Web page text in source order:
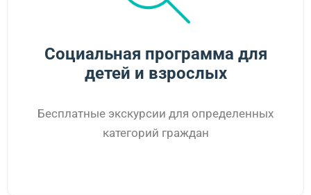
Социальная программа для
детей и взрослых
Бесплатные экскурсии для определенных
категорий граждан